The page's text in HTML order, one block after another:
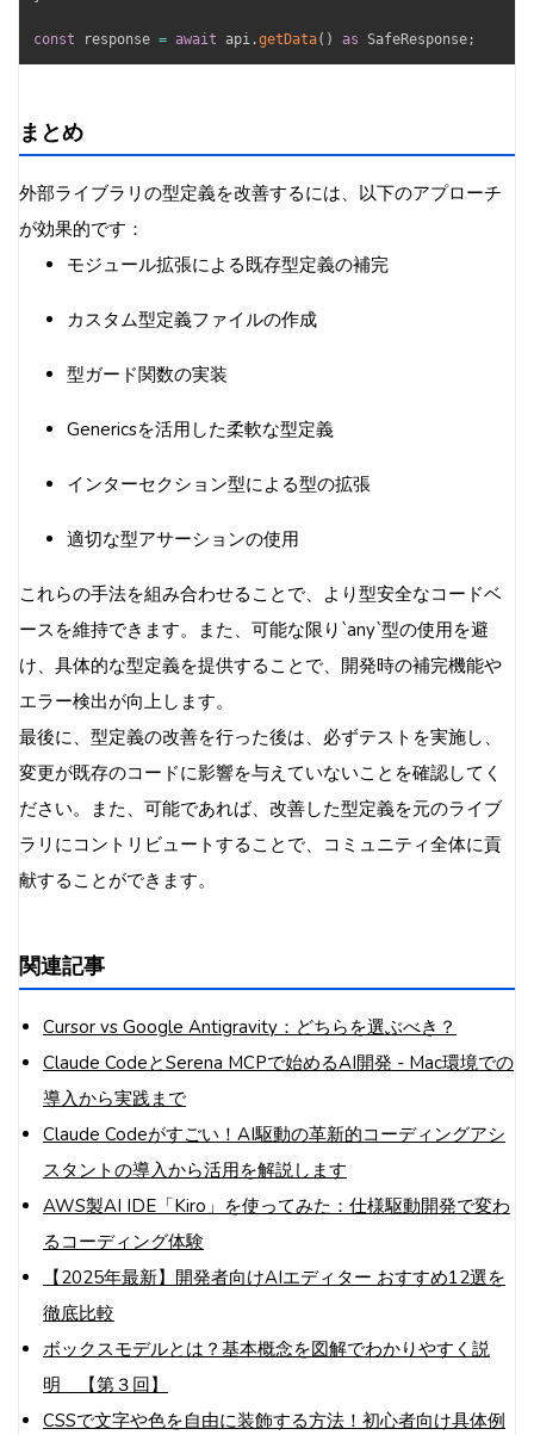
const response = await api .getData( ) as SafeResponse;
まとめ
外部ライブラリの型定義を改善するには、以下のアプローチ
が効果的です：
モジュール拡張による既存型定義の補完
カスタム型定義ファイルの作成
型ガード関数の実装
Genericsを活用した柔軟な型定義
インターセクション型による型の拡張
適切な型アサーションの使用
これらの手法を組み合わせることで、より型安全なコードベ
ースを維持できます。また、可能な限り`any`型の使用を避
け、具体的な型定義を提供することで、開発時の補完機能や
エラー検出が向上します。
最後に、型定義の改善を行った後は、必ずテストを実施し、
変更が既存のコードに影響を与えていないことを確認してく
ださい。また、可能であれば、改善した型定義を元のライブ
ラリにコントリビュートすることで、コミュニティ全体に貢
献することができます。
関連記事
Cursor vs Google Antigravity：どちらを選ぶべき？
Claude CodeとSerena MCPで始めるAI開発 - Mac環境での
導入から実践まで
Claude Codeがすごい！AI駆動の革新的コーディングアシ
スタントの導入から活用を解説します
AWS製AI IDE「Kiro」を使ってみた：仕様駆動開発で変わ
るコーディング体験
【2025年最新】開発者向けAIエディター おすすめ12選を
徹底比較
ボックスモデルとは？基本概念を図解でわかりやすく説
明 【第３回】
CSSで文字や色を自由に装飾する方法！初心者向け具体例